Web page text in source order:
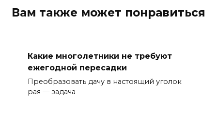
Вам также может понравиться
Какие многолетники не требуют
ежегодной пересадки
Преобразовать дачу в настоящий уголок
рая — задача